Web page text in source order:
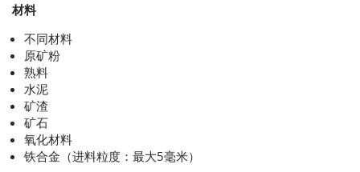
材料
不同材料
原矿粉
熟料
水泥
矿渣
矿石
氧化材料
铁合金（进料粒度：最大5毫米）